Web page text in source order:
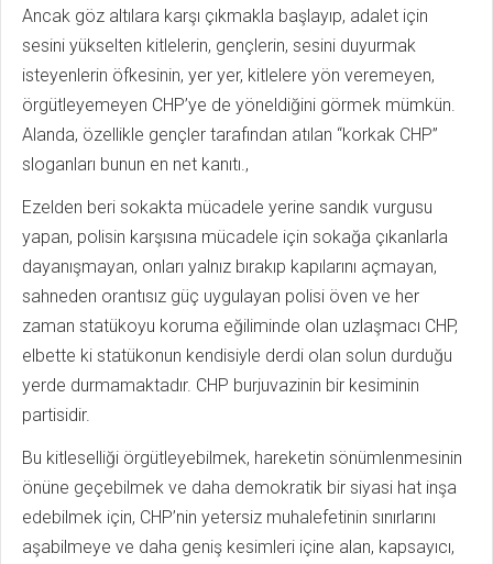
Ancak göz altılara karşı çıkmakla başlayıp, adalet için
sesini yükselten kitlelerin, gençlerin, sesini duyurmak
isteyenlerin öfkesinin, yer yer, kitlelere yön veremeyen,
örgütleyemeyen CHP’ye de yöneldiğini görmek mümkün.
Alanda, özellikle gençler tarafından atılan “korkak CHP”
sloganları bunun en net kanıtı.,
Ezelden beri sokakta mücadele yerine sandık vurgusu
yapan, polisin karşısına mücadele için sokağa çıkanlarla
dayanışmayan, onları yalnız bırakıp kapılarını açmayan,
sahneden orantısız güç uygulayan polisi öven ve her
zaman statükoyu koruma eğiliminde olan uzlaşmacı CHP,
elbette ki statükonun kendisiyle derdi olan solun durduğu
yerde durmamaktadır. CHP burjuvazinin bir kesiminin
partisidir.
Bu kitleselliği örgütleyebilmek, hareketin sönümlenmesinin
önüne geçebilmek ve daha demokratik bir siyasi hat inşa
edebilmek için, CHP’nin yetersiz muhalefetinin sınırlarını
aşabilmeye ve daha geniş kesimleri içine alan, kapsayıcı,